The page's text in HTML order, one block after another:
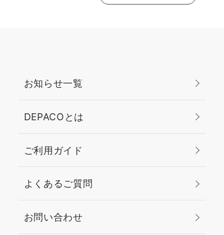
お知らせ一覧
DEPACOとは
ご利用ガイド
よくあるご質問
お問い合わせ